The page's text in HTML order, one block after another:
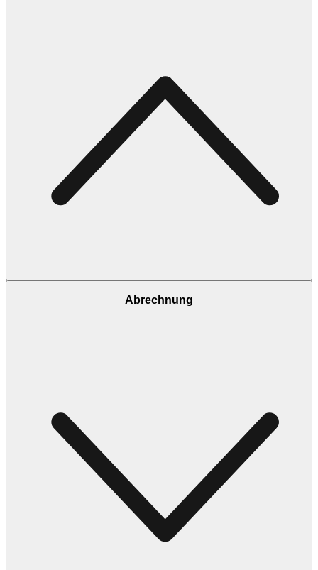
Abrechnung